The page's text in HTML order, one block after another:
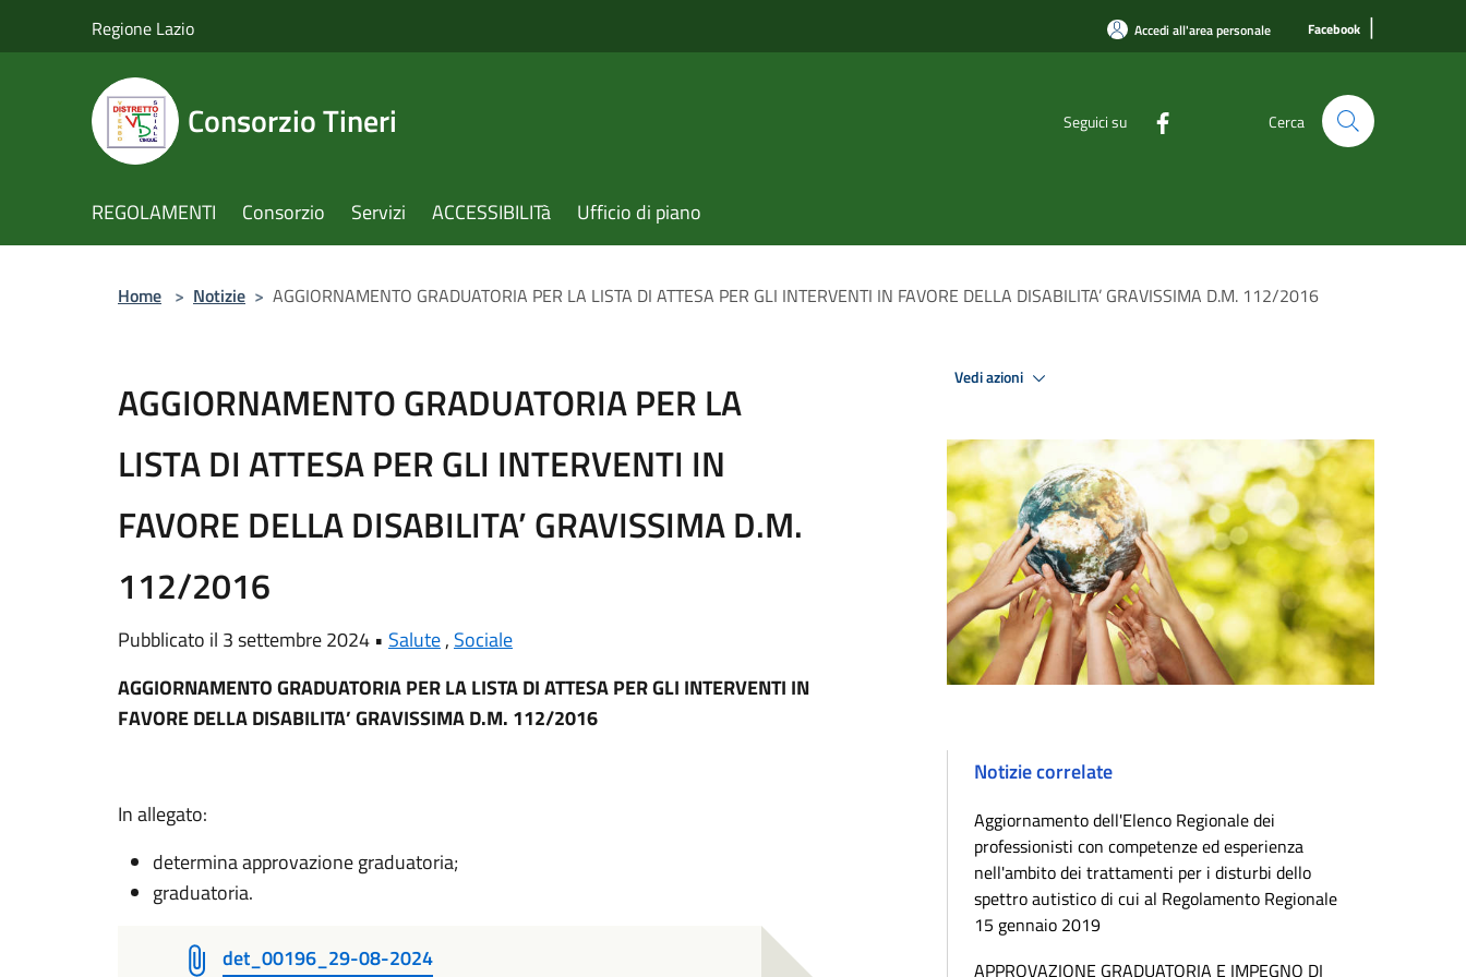
Regione Lazio Accedi all'area personale Facebook |
Consorzio Tineri Seguici su Cerca
REGOLAMENTI Consorzio Servizi ACCESSIBILITà Ufficio di piano
Home > Notizie > AGGIORNAMENTO GRADUATORIA PER LA LISTA DI ATTESA PER GLI INTERVENTI IN FAVORE DELLA DISABILITA’ GRAVISSIMA D.M. 112/2016
AGGIORNAMENTO GRADUATORIA PER LA
LISTA DI ATTESA PER GLI INTERVENTI IN
FAVORE DELLA DISABILITA’ GRAVISSIMA D.M.
112/2016
Pubblicato il 3 settembre 2024 • Salute, Sociale
AGGIORNAMENTO GRADUATORIA PER LA LISTA DI ATTESA PER GLI INTERVENTI IN
FAVORE DELLA DISABILITA’ GRAVISSIMA D.M. 112/2016
In allegato:
determina approvazione graduatoria;
graduatoria.
det_00196_29-08-2024
Vedi azioni
Notizie correlate
Aggiornamento dell'Elenco Regionale dei
professionisti con competenze ed esperienza
nell'ambito dei trattamenti per i disturbi dello
spettro autistico di cui al Regolamento Regionale
15 gennaio 2019
APPROVAZIONE GRADUATORIA E IMPEGNO DI